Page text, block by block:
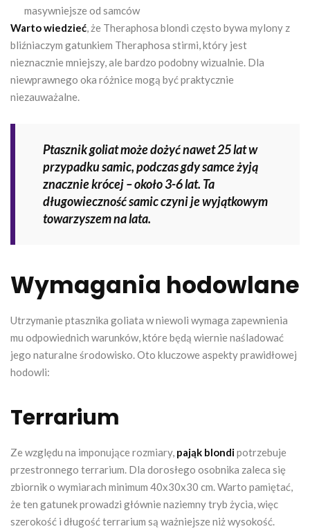
masywniejsze od samców
Warto wiedzieć, że Theraphosa blondi często bywa mylony z
bliźniaczym gatunkiem Theraphosa stirmi, który jest
nieznacznie mniejszy, ale bardzo podobny wizualnie. Dla
niewprawnego oka różnice mogą być praktycznie
niezauważalne.
Ptasznik goliat może dożyć nawet 25 lat w
przypadku samic, podczas gdy samce żyją
znacznie krócej – około 3-6 lat. Ta
długowieczność samic czyni je wyjątkowym
towarzyszem na lata.
Wymagania hodowlane
Utrzymanie ptasznika goliata w niewoli wymaga zapewnienia
mu odpowiednich warunków, które będą wiernie naśladować
jego naturalne środowisko. Oto kluczowe aspekty prawidłowej
hodowli:
Terrarium
Ze względu na imponujące rozmiary, pająk blondipotrzebuje
przestronnego terrarium. Dla dorosłego osobnika zaleca się
zbiornik o wymiarach minimum 40x30x30 cm. Warto pamiętać,
że ten gatunek prowadzi głównie naziemny tryb życia, więc
szerokość i długość terrarium są ważniejsze niż wysokość.